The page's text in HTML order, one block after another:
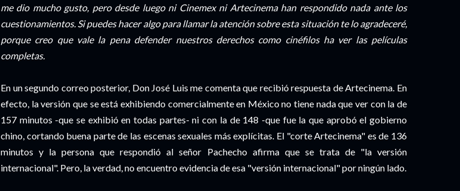
me dio mucho gusto, pero desde luego ni Cinemex ni Artecinema han respondido nada ante los
cuestionamientos. Si puedes hacer algo para llamar la atención sobre esta situación te lo agradeceré,
porque creo que vale la pena defender nuestros derechos como cinéfilos ha ver las películas
completas.
En un segundo correo posterior, Don José Luis me comenta que recibió respuesta de Artecinema. En
efecto, la versión que se está exhibiendo comercialmente en México no tiene nada que ver con la de
157 minutos -que se exhibió en todas partes- ni con la de 148 -que fue la que aprobó el gobierno
chino, cortando buena parte de las escenas sexuales más explícitas. El "corte Artecinema" es de 136
minutos y la persona que respondió al señor Pachecho afirma que se trata de "la versión
internacional". Pero, la verdad, no encuentro evidencia de esa "versión internacional" por ningún lado.